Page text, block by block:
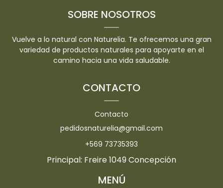
SOBRE NOSOTROS
Vuelve a lo natural con Naturelia. Te ofrecemos una gran
variedad de productos naturales para apoyarte en el
camino hacia una vida saludable.
CONTACTO
Contacto
pedidosnaturelia@gmail.com
+569 73735393
Principal: Freire 1049 Concepción
MENÚ